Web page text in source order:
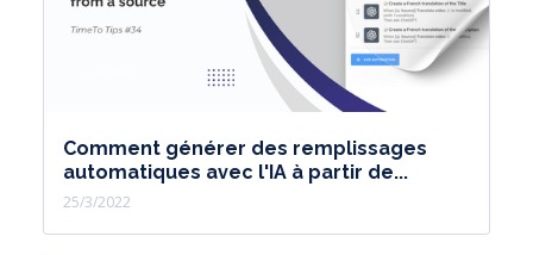
Comment générer des remplissages
automatiques avec l'IA à partir de...
25/3/2022